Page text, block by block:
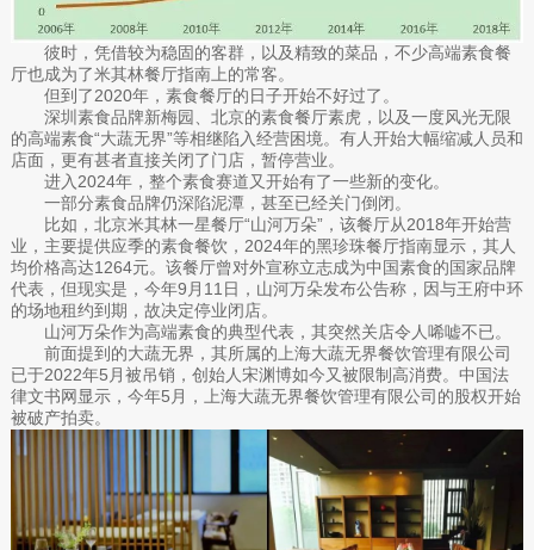
彼时，凭借较为稳固的客群，以及精致的菜品，不少高端素食餐
厅也成为了米其林餐厅指南上的常客。
但到了2020年，素食餐厅的日子开始不好过了。
深圳素食品牌新梅园、北京的素食餐厅素虎，以及一度风光无限
的高端素食“大蔬无界”等相继陷入经营困境。有人开始大幅缩减人员和
店面，更有甚者直接关闭了门店，暂停营业。
进入2024年，整个素食赛道又开始有了一些新的变化。
一部分素食品牌仍深陷泥潭，甚至已经关门倒闭。
比如，北京米其林一星餐厅“山河万朵”，该餐厅从2018年开始营
业，主要提供应季的素食餐饮，2024年的黑珍珠餐厅指南显示，其人
均价格高达1264元。该餐厅曾对外宣称立志成为中国素食的国家品牌
代表，但现实是，今年9月11日，山河万朵发布公告称，因与王府中环
的场地租约到期，故决定停业闭店。
山河万朵作为高端素食的典型代表，其突然关店令人唏嘘不已。
前面提到的大蔬无界，其所属的上海大蔬无界餐饮管理有限公司
已于2022年5月被吊销，创始人宋渊博如今又被限制高消费。中国法
律文书网显示，今年5月，上海大蔬无界餐饮管理有限公司的股权开始
被破产拍卖。